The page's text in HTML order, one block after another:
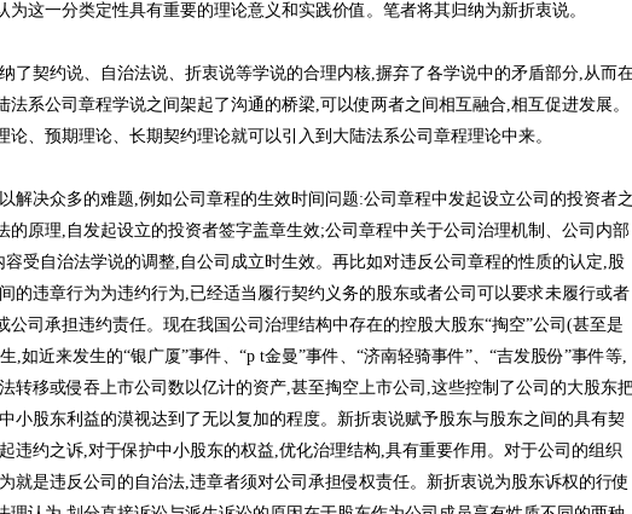
为这一分类定性具有重要的理论意义和实践价值。笔者将其归纳为新折衷说。
了契约说、自治法说、折衷说等学说的合理内核,摒弃了各学说中的矛盾部分,从而
法系公司章程学说之间架起了沟通的桥梁,可以使两者之间相互融合,相互促进发展。
论、预期理论、长期契约理论就可以引入到大陆法系公司章程理论中来。
决众多的难题,例如公司章程的生效时间问题:公司章程中发起设立公司的投资者
的原理,自发起设立的投资者签字盖章生效;公司章程中关于公司治理机制、公司内部
受自治法学说的调整,自公司成立时生效。再比如对违反公司章程的性质的认定,股
的违章行为为违约行为,已经适当履行契约义务的股东或者公司可以要求未履行或者
公司承担违约责任。现在我国公司治理结构中存在的控股大股东“掏空”公司(甚至是
,如近来发生的“银广厦”事件、“p t金曼”事件、“济南轻骑事件”、“吉发股份”事件等,
转移或侵吞上市公司数以亿计的资产,甚至掏空上市公司,这些控制了公司的大股东
小股东利益的漠视达到了无以复加的程度。新折衷说赋予股东与股东之间的具有契
违约之诉,对于保护中小股东的权益,优化治理结构,具有重要作用。对于公司的组织
就是违反公司的自治法,违章者须对公司承担侵权责任。新折衷说为股东诉权的行使